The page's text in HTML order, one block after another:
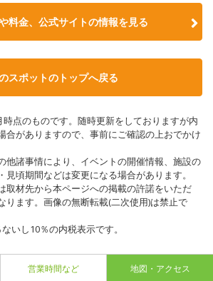
料金、公式サイトの情報を見る
スポットのトップへ戻る
点のものです。随時更新をしておりますが内
合がありますので、事前にご確認の上おでかけ
他諸事情により、イベントの開催情報、施設の
頃期間などは変更になる場合があります。
取材先から本ページへの掲載の許諾をいただ
ります。画像の無断転載(二次使用)は禁止で
いし10％の内税表示です。
営業時間など 地図・アクセス